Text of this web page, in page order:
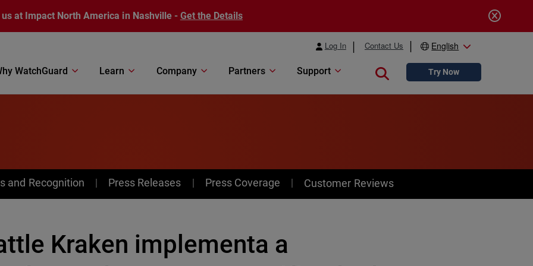
at Impact North America in Nashville - Get the Details
Log In Contact Us English
WatchGuard Learn Company Partners Support Close searchTry Now
and Recognition Press Releases Press Coverage Customer Reviews
Kraken implementa a